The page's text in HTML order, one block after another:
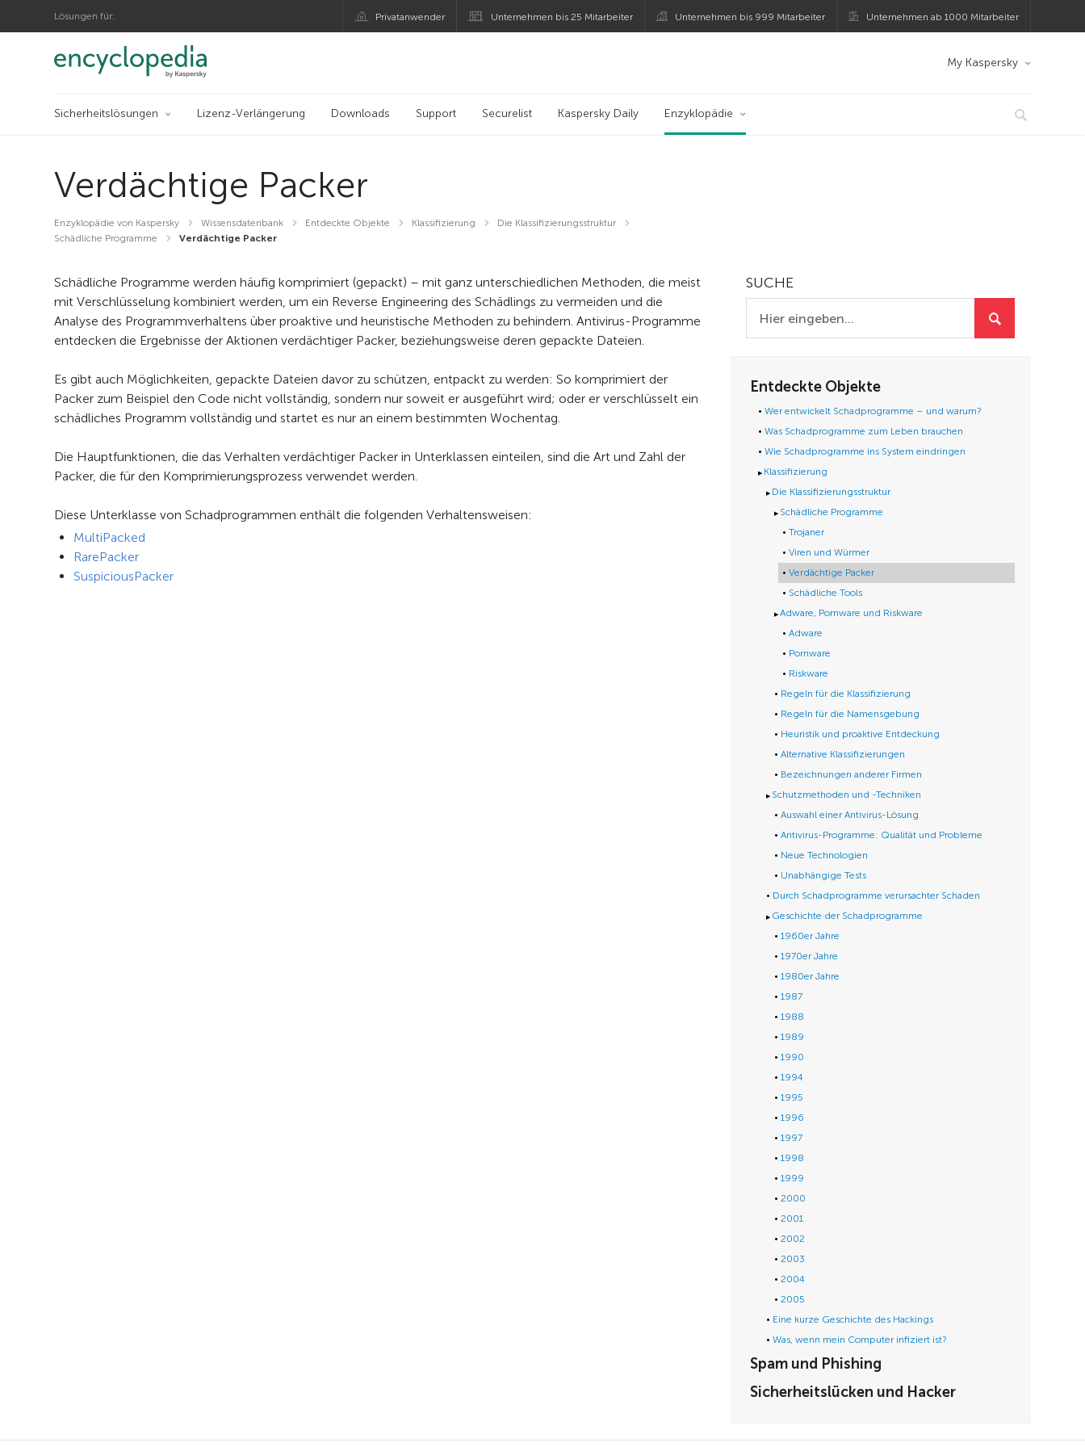
Lösungen für: Privatanwender Unternehmen bis 25 Mitarbeiter Unternehmen bis 999 Mitarbeiter Unternehmen ab 1000 Mitarbeiter
My Kaspersky
Sicherheitslösungen Lizenz-Verlängerung Downloads Support Securelist Kaspersky Daily Enzyklopädie
Verdächtige Packer
Enzyklopädie von Kaspersky Wissensdatenbank Entdeckte Objekte Klassifizierung
Die Klassifizierungsstruktur
Schädliche Programme
Verdächtige Packer
Schädliche Programme werden häufig komprimiert (gepackt) – mit ganz unterschiedlichen Methoden, die meist
mit Verschlüsselung kombiniert werden, um ein Reverse Engineering des Schädlings zu vermeiden und die
Analyse des Programmverhaltens über proaktive und heuristische Methoden zu behindern. Antivirus-Programme
entdecken die Ergebnisse der Aktionen verdächtiger Packer, beziehungsweise deren gepackte Dateien.
Es gibt auch Möglichkeiten, gepackte Dateien davor zu schützen, entpackt zu werden: So komprimiert der
Packer zum Beispiel den Code nicht vollständig, sondern nur soweit er ausgeführt wird; oder er verschlüsselt ein
schädliches Programm vollständig und startet es nur an einem bestimmten Wochentag.
Die Hauptfunktionen, die das Verhalten verdächtiger Packer in Unterklassen einteilen, sind die Art und Zahl der
Packer, die für den Komprimierungsprozess verwendet werden.
Diese Unterklasse von Schadprogrammen enthält die folgenden Verhaltensweisen:
MultiPacked
RarePacker
SuspiciousPacker
SUCHE
Entdeckte Objekte
Wer entwickelt Schadprogramme – und warum?
Was Schadprogramme zum Leben brauchen
Wie Schadprogramme ins System eindringen
Klassifizierung
Die Klassifizierungsstruktur
Schädliche Programme
Trojaner
Viren und Würmer
Verdächtige Packer
Schädliche Tools
Adware, Pornware und Riskware
Adware
Pornware
Riskware
Regeln für die Klassifizierung
Regeln für die Namensgebung
Heuristik und proaktive Entdeckung
Alternative Klassifizierungen
Bezeichnungen anderer Firmen
Schutzmethoden und -Techniken
Auswahl einer Antivirus-Lösung
Antivirus-Programme: Qualität und Probleme
Neue Technologien
Unabhängige Tests
Durch Schadprogramme verursachter Schaden
Geschichte der Schadprogramme
1960er Jahre
1970er Jahre
1980er Jahre
1987
1988
1989
1990
1994
1995
1996
1997
1998
1999
2000
2001
2002
2003
2004
2005
Eine kurze Geschichte des Hackings
Was, wenn mein Computer infiziert ist?
Spam und Phishing
Sicherheitslücken und Hacker